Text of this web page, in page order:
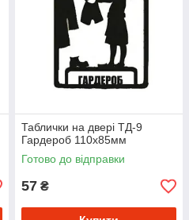
Таблички на двері ТД-9
Гардероб 110х85мм
Готово до відправки
57 ₴